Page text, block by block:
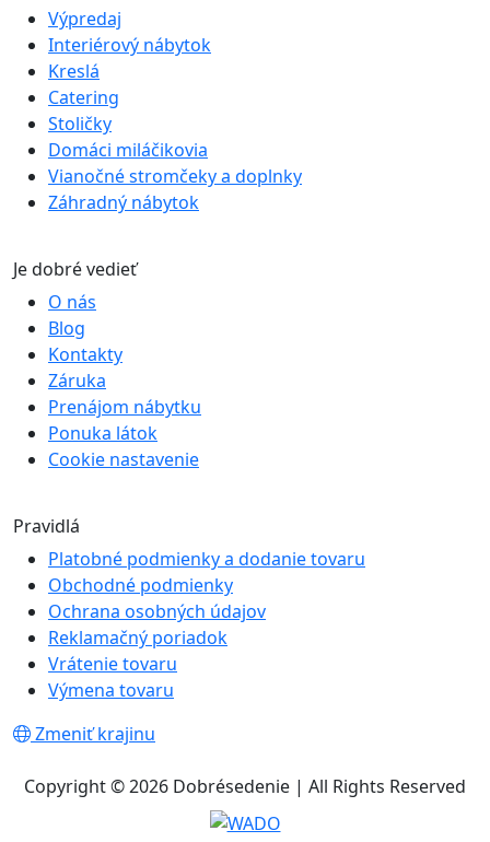
Výpredaj
Interiérový nábytok
Kreslá
Catering
Stoličky
Domáci miláčikovia
Vianočné stromčeky a doplnky
Záhradný nábytok
Je dobré vedieť
O nás
Blog
Kontakty
Záruka
Prenájom nábytku
Ponuka látok
Cookie nastavenie
Pravidlá
Platobné podmienky a dodanie tovaru
Obchodné podmienky
Ochrana osobných údajov
Reklamačný poriadok
Vrátenie tovaru
Výmena tovaru
Zmeniť krajinu
Copyright © 2026 Dobrésedenie | All Rights Reserved